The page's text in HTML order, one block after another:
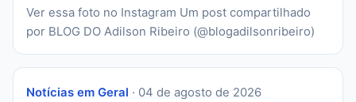
Ver essa foto no Instagram Um post compartilhado
por BLOG DO Adilson Ribeiro (@blogadilsonribeiro)
Notícias em Geral · 04 de agosto de 2026